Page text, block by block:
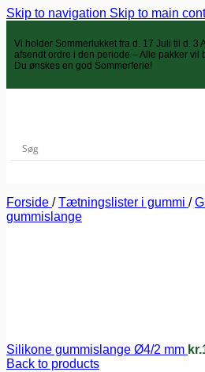
Skip to navigation Skip to main
Vi holder Sommerlukket fra d. 17 Juli til d. 3
afsendt ordre i den periode – Alle pakker vil
Du ønskes en god Sommerferie!
Forside / Tætningslister i gummi /
gummislange
Silikone gummislange Ø4/2 mm kr.
Back to products